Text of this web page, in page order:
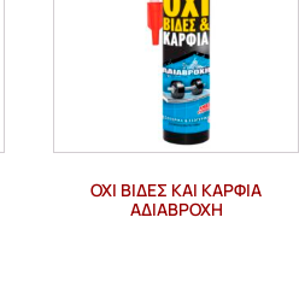
ΌΧΙ ΒΊΔΕΣ ΚΑΙ ΚΑΡΦΙΆ
ΑΔΙΆΒΡΟΧΗ